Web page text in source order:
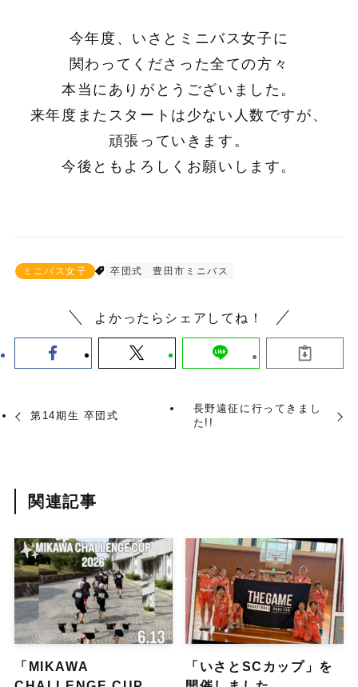
今年度、いさとミニバス女子に
関わってくださった全ての方々
本当にありがとうございました。
来年度またスタートは少ない人数ですが、
頑張っていきます。
今後ともよろしくお願いします。
ミニバス女子 卒団式 豊田市ミニバス
よかったらシェアしてね！
第14期生 卒団式
長野遠征に行ってきまし
た!!
関連記事
「MIKAWA
「いさとSCカップ」を